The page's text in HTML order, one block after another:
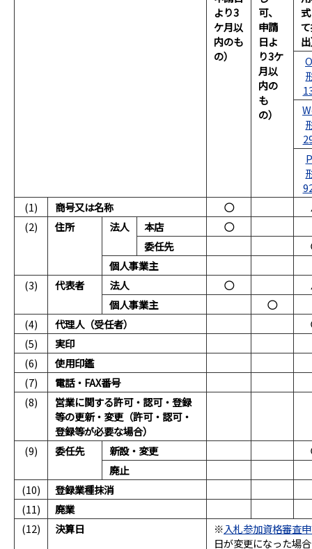
より3
ケ月以
内のも
の）
可、
申請
日よ
り3ケ
月以
内の
も
の）
(1)
商号又は名称 ○
(2)
住所 法人 本店
○
委任先
個人事業主
(3)
代表者 法人 ○
個人事業主
○
(4)
代理人（受任者）
(5)
実印
(6)
使用印鑑
(7)
電話・FAX番号
(8)
営業に関する許可・認可・登録
等の更新・変更（許可・認可・
登録等が必要な場合）
(9)
委任先 新設・変更
廃止
(10)
登録業種抹消
(11)
廃業
(12)
決算日 ※入札参加資格審査
日が変更になった場